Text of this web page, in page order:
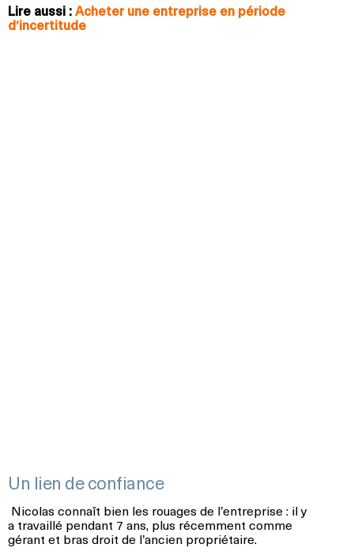
Lire aussi :Acheter une entreprise en période
d’incertitude
Un lien de confiance
Nicolas connaît bien les rouages de l’entreprise : il y
a travaillé pendant 7 ans, plus récemment comme
gérant et bras droit de l’ancien propriétaire.